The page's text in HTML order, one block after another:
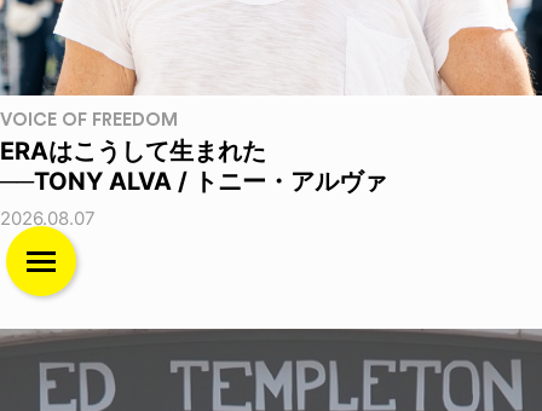
VOICE OF FREEDOM
ERAはこうして生まれた
──TONY ALVA / トニー・アルヴァ
2026.08.07